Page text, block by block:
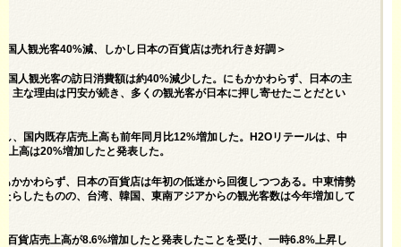
人観光客40%減、しかし日本の百貨店は売れ行き好調＞
人観光客の訪日消費額は約40%減少した。にもかかわらず、日本の主
主な理由は円安が続き、多くの観光客が日本に押し寄せたことだとい
、国内既存店売上高も前年同月比12%増加した。H2Oリテールは、中
高は20%増加したと発表した。
かかわらず、日本の百貨店は年初の低迷から回復しつつある。中東情勢
らしたものの、台湾、韓国、東南アジアからの観光客数は今年増加して
貨店売上高が8.6%増加したと発表したことを受け、一時6.8%上昇し